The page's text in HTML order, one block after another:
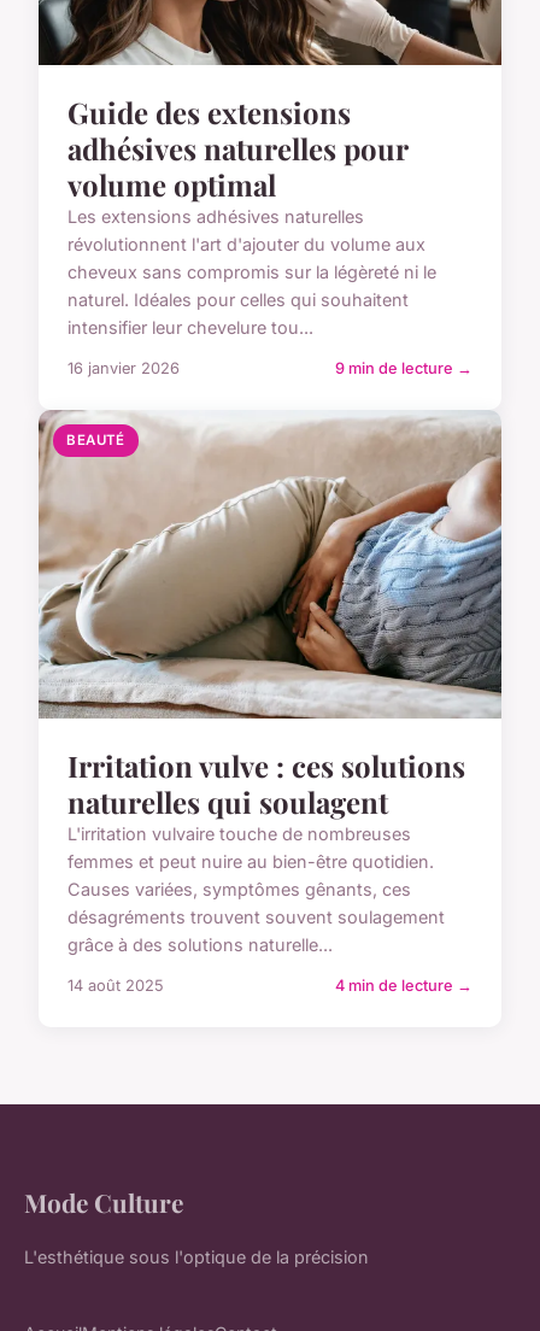
Guide des extensions
adhésives naturelles pour
volume optimal
Les extensions adhésives naturelles
révolutionnent l'art d'ajouter du volume aux
cheveux sans compromis sur la légèreté ni le
naturel. Idéales pour celles qui souhaitent
intensifier leur chevelure tou...
16 janvier 2026 9 min de lecture →
BEAUTÉ
Irritation vulve : ces solutions
naturelles qui soulagent
L'irritation vulvaire touche de nombreuses
femmes et peut nuire au bien-être quotidien.
Causes variées, symptômes gênants, ces
désagréments trouvent souvent soulagement
grâce à des solutions naturelle...
14 août 2025 4 min de lecture →
Mode Culture
L'esthétique sous l'optique de la précision